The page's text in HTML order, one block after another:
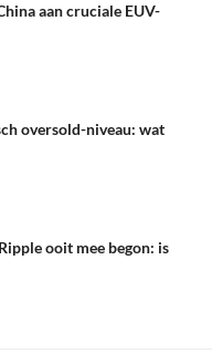
aan cruciale EUV-
oversold-niveau: wat
ooit mee begon: is